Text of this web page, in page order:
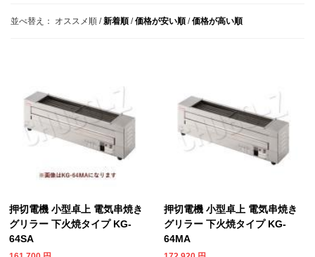
並べ替え： オススメ順 /新着順 /価格が安い順 /価格が高い順
押切電機 小型卓上 電気串焼き
グリラー 下火焼タイプ KG-
64SA
押切電機 小型卓上 電気串焼き
グリラー 下火焼タイプ KG-
64MA